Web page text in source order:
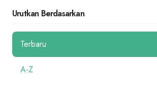
Urutkan Berdasarkan
Terbaru
A-Z